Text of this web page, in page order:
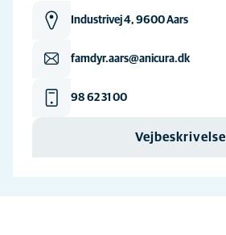
Industrivej 4, 9600 Aars
famdyr.aars@anicura.dk
98 62 31 00
Vejbeskrivelse